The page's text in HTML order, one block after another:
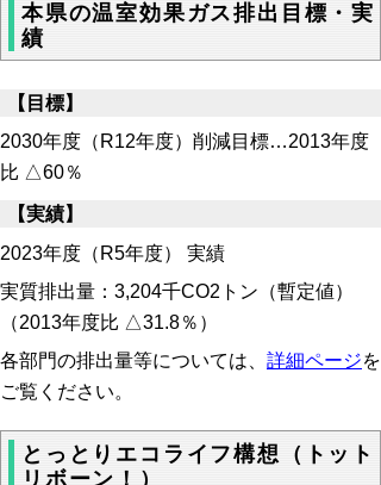
本県の温室効果ガス排出目標・実
績
【目標】
2030年度（R12年度） 削減目標…2013年度
比 △60％
【実績】
2023年度（R5年度） 実績
実質排出量：3,204千CO2トン （暫定値）
（2013年度比 △31.8％）
各部門の排出量等については、 詳細ページを
ご覧ください。
とっとりエコライフ構想（トット
リボーン！）